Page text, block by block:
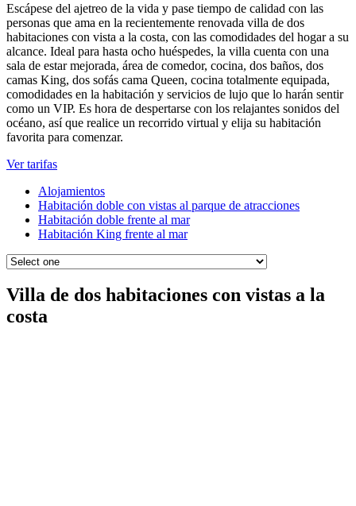
Escápese del ajetreo de la vida y pase tiempo de calidad con las
personas que ama en la recientemente renovada villa de dos
habitaciones con vista a la costa, con las comodidades del hogar a su
alcance. Ideal para hasta ocho huéspedes, la villa cuenta con una
sala de estar mejorada, área de comedor, cocina, dos baños, dos
camas King, dos sofás cama Queen, cocina totalmente equipada,
comodidades en la habitación y servicios de lujo que lo harán sentir
como un VIP. Es hora de despertarse con los relajantes sonidos del
océano, así que realice un recorrido virtual y elija su habitación
favorita para comenzar.
Ver tarifas
Alojamientos
Habitación doble con vistas al parque de atracciones
Habitación doble frente al mar
Habitación King frente al mar
Villa de dos habitaciones con vistas a la
costa